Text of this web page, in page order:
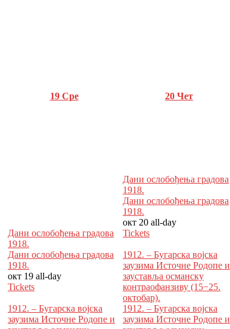
19 Сре 20 Чет
Дани ослобођења градова
1918.
Дани ослобођења градова
1918.
окт 19 all-day
Tickets
1912. – Бугарска војска
заузима Источне Родопе и
Дани ослобођења градова
1918.
Дани ослобођења градова
1918.
окт 20 all-day
Tickets
1912. – Бугарска војска
заузима Источне Родопе и
зауставља османску
контраофанзиву (15−25.
октобар).
1912. – Бугарска војска
заузима Источне Родопе и